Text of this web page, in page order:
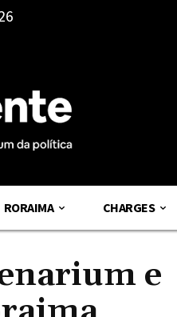
RORAIMA CHARGES
e